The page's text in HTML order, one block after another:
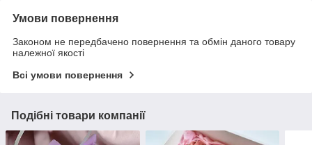
Умови повернення
Законом не передбачено повернення та обмін даного товару
належної якості
Всі умови повернення
Подібні товари компанії